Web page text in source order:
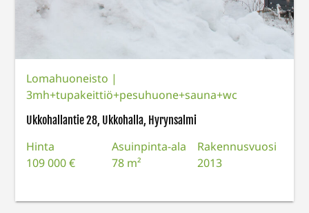
Lomahuoneisto |
3mh+tupakeittiö+pesuhuone+sauna+wc
Ukkohallantie 28, Ukkohalla, Hyrynsalmi
Hinta
109 000 €
Asuinpinta-ala
78 m²
Rakennusvuosi
2013